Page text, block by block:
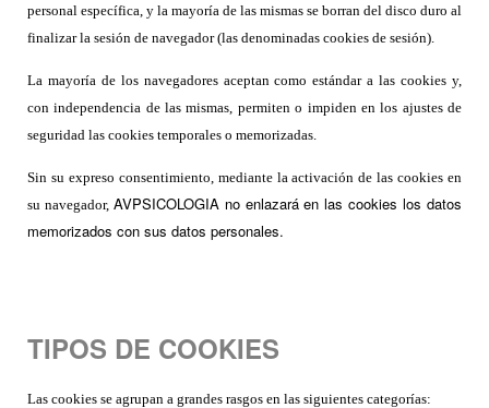
personal específica, y la mayoría de las mismas se borran del disco duro al
finalizar la sesión de navegador (las denominadas cookies de sesión).
La mayoría de los navegadores aceptan como estándar a las cookies y,
con independencia de las mismas, permiten o impiden en los ajustes de
seguridad las cookies temporales o memorizadas.
Sin su expreso consentimiento, mediante la activación de las cookies en
su navegador, AVPSICOLOGIA no enlazará en las cookies los datos
memorizados con sus datos personales.
TIPOS DE COOKIES
Las cookies se agrupan a grandes rasgos en las siguientes categorías: